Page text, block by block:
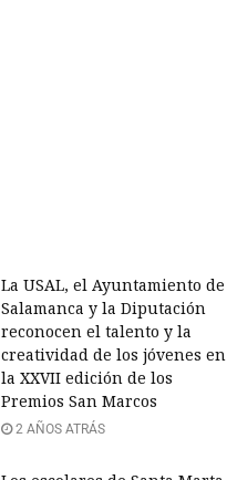
La USAL, el Ayuntamiento de
Salamanca y la Diputación
reconocen el talento y la
creatividad de los jóvenes en
la XXVII edición de los
Premios San Marcos
2 AÑOS ATRÁS